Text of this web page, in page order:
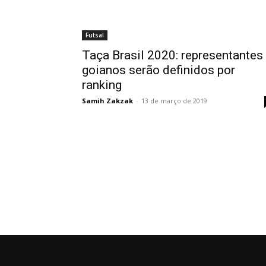
Futsal
Taça Brasil 2020: representantes
goianos serão definidos por
ranking
Samih Zakzak - 13 de março de 2019